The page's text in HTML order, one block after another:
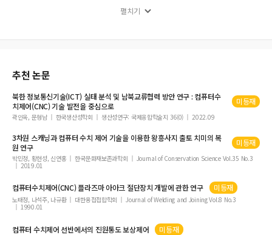
산업기술연구논문지 제28권 1호 목차펼치기
추천 논문
북한 정보통신기술(ICT) 실태 분석 및 남북교류협력 방안 연구 : 컴퓨터수
치제어(CNC) 기술 발전을 중심으로 미등재
곽인옥, 문형남 한국생산성학회 생산성연구: 국제융합학술지 36(0) 2022.09
3차원 스캐닝과컴퓨터수치 제어 기술을 이용한 왕흥사지 출토 치미의 복
원 연구
미등재
박민정, 황현성, 신연홍 한국문화재보존과학회
Journal of Conservation Science Vol.35 No.3
2019.01
컴퓨터수치제어(CNC) 플라즈마 아아크 절단장치 개발에 관한 연구 미등재
노태정, 나석주, 나규환 대한용접접합학회
Journal of Welding and Joining Vol.8 No.3
1990.01
컴퓨터 수치제어 선반에서의 진원통도 보상제어 미등재